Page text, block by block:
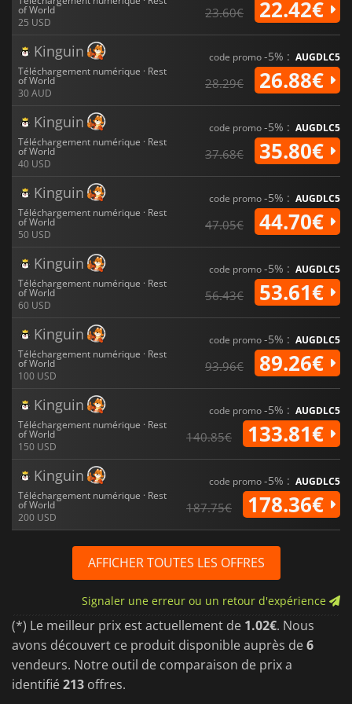
of World
25 USD
23.60€ 22.42€
Kinguin
Téléchargement numérique · Rest
of World
30 AUD
code promo-5% : AUGDLC5
28.29€ 26.88€
Kinguin
Téléchargement numérique · Rest
of World
40 USD
code promo-5% : AUGDLC5
37.68€ 35.80€
Kinguin
Téléchargement numérique · Rest
of World
50 USD
code promo-5% : AUGDLC5
47.05€ 44.70€
Kinguin
Téléchargement numérique · Rest
of World
60 USD
code promo-5% : AUGDLC5
56.43€ 53.61€
Kinguin
Téléchargement numérique · Rest
of World
100 USD
code promo-5% : AUGDLC5
93.96€ 89.26€
Kinguin
Téléchargement numérique · Rest
of World
150 USD
code promo-5% : AUGDLC5
140.85€ 133.81€
Kinguin
Téléchargement numérique · Rest
of World
200 USD
code promo-5% : AUGDLC5
187.75€ 178.36€
AFFICHER TOUTES LES OFFRES
Signaler une erreur ou un retour d'expérience
(*) Le meilleur prix est actuellement de 1.02€. Nous
avons découvert ce produit disponible auprès de6
vendeurs. Notre outil de comparaison de prix a
identifié213 offres.